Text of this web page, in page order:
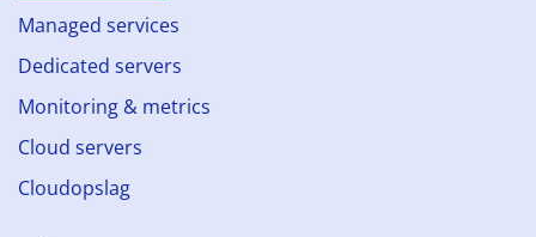
Managed services
Dedicated servers
Monitoring & metrics
Cloud servers
Cloudopslag